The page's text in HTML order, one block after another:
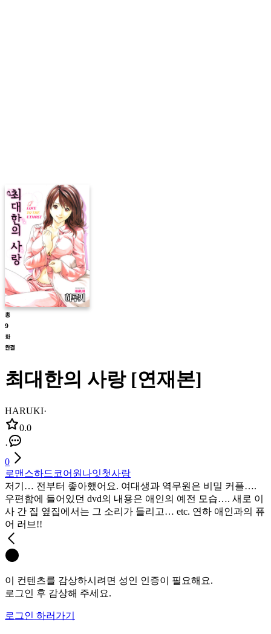
최대한의 사랑 [연재본]
HARUKI·
0.0
·
0
로맨스하드코어 원나잇첫사랑
저기… 전부터 좋아했어요. 여대생과 역무원은 비밀 커플….
우편함에 들어있던 dvd의 내용은 애인의 예전 모습…. 새로 이
사 간 집 옆집에서는 그 소리가 들리고… etc. 연하 애인과의 퓨
어 러브!!
이 컨텐츠를 감상하시려면 성인 인증이 필요해요.
로그인 후 감상해 주세요.
로그인 하러가기